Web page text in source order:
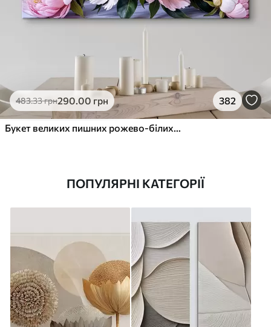
483.33грн290.00 грн 382
Букет великих пишних рожево-білих квітів півонії із зеленим листям на м’якому розмитому фоні
ПОПУЛЯРНІ КАТЕГОРІЇ